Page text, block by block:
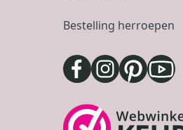
Bestelling herroepen